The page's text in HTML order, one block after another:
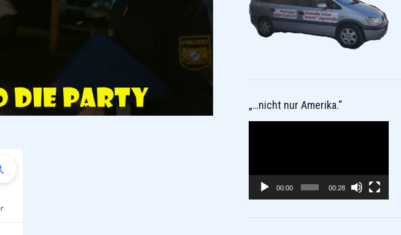
„…nicht nur Amerika.“
00:00 00:28